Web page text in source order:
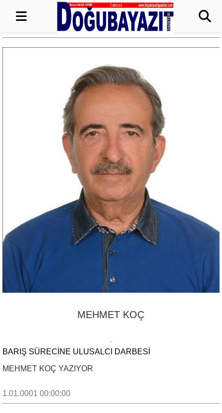
MEHMET KOÇ
BARIŞ SÜRECİNE ULUSALCI DARBESİ
MEHMET KOÇ YAZIYOR
1.01.0001 00:00:00